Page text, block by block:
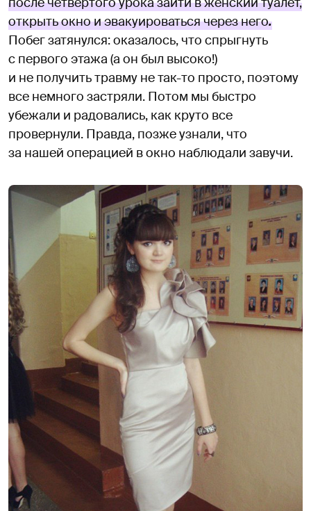
открыть окно и эвакуироваться через него.
Побег затянулся: оказалось, что спрыгнуть
с первого этажа (а он был высоко!)
и не получить травму не так-то просто, поэтому
все немного застряли. Потом мы быстро
убежали и радовались, как круто все
провернули. Правда, позже узнали, что
за нашей операцией в окно наблюдали завучи.